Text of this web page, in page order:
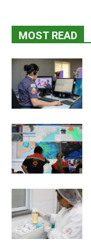
MOST READ